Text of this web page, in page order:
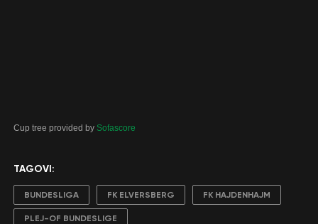
Cup tree provided by Sofascore
TAGOVI:
BUNDESLIGA FK ELVERSBERG FK HAJDENHAJM
PLEJ-OF BUNDESLIGE